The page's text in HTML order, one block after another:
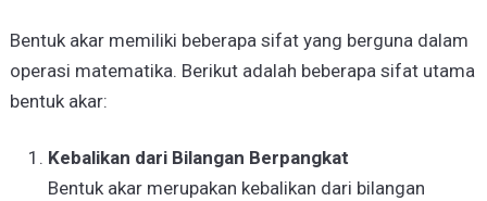
Bentuk akar memiliki beberapa sifat yang berguna dalam
operasi matematika. Berikut adalah beberapa sifat utama
bentuk akar:
Kebalikan dari Bilangan Berpangkat
Bentuk akar merupakan kebalikan dari bilangan